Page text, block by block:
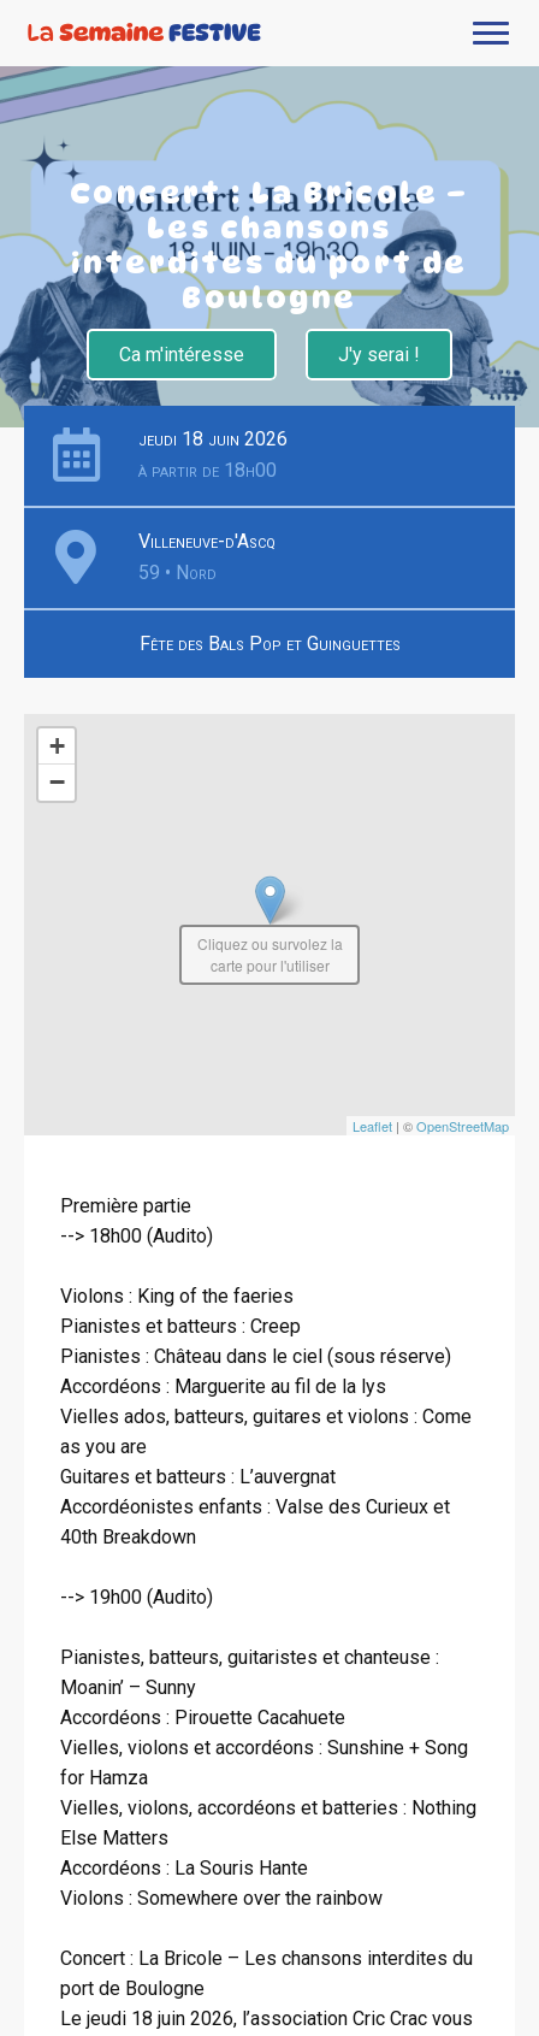
Concert : La Bricole –
Les chansons
interdites du port de
Boulogne
Ca m'intéresse J'y serai !
jeudi 18 juin 2026
à partir de 18h00
Villeneuve-d'Ascq
59 • Nord
Fête des Bals Pop et Guinguettes
+
−
Leaflet | ©OpenStreetMap
Cliquez ou survolez la
carte pour l'utiliser
Première partie
--> 18h00 (Audito)
Violons : King of the faeries
Pianistes et batteurs : Creep
Pianistes : Château dans le ciel (sous réserve)
Accordéons : Marguerite au fil de la lys
Vielles ados, batteurs, guitares et violons : Come
as you are
Guitares et batteurs : L’auvergnat
Accordéonistes enfants : Valse des Curieux et
40th Breakdown
--> 19h00 (Audito)
Pianistes, batteurs, guitaristes et chanteuse :
Moanin’ – Sunny
Accordéons : Pirouette Cacahuete
Vielles, violons et accordéons : Sunshine + Song
for Hamza
Vielles, violons, accordéons et batteries : Nothing
Else Matters
Accordéons : La Souris Hante
Violons : Somewhere over the rainbow
Concert : La Bricole – Les chansons interdites du
port de Boulogne
Le jeudi 18 juin 2026, l’association Cric Crac vous